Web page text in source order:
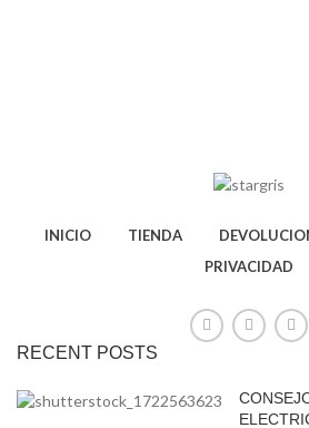
INICIO TIENDA
PRIVACIDAD
RECENT POSTS